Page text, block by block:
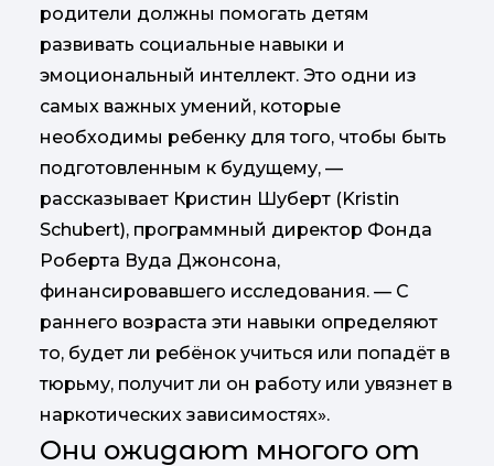
родители должны помогать детям
развивать социальные навыки и
эмоциональный интеллект. Это одни из
самых важных умений, которые
необходимы ребенку для того, чтобы быть
подготовленным к будущему, —
рассказывает Кристин Шуберт (Kristin
Schubert), программный директор Фонда
Роберта Вуда Джонсона,
финансировавшего исследования. — С
раннего возраста эти навыки определяют
то, будет ли ребёнок учиться или попадёт в
тюрьму, получит ли он работу или увязнет в
наркотических зависимостях».
Они ожидают многого от